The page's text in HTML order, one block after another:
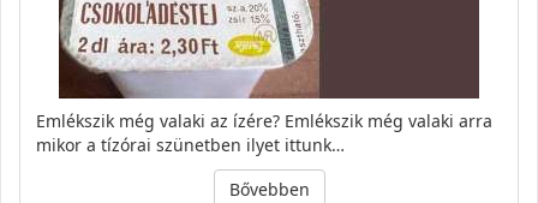
Emlékszik még valaki az ízére? Emlékszik még valaki arra
mikor a tízórai szünetben ilyet ittunk…
Bővebben